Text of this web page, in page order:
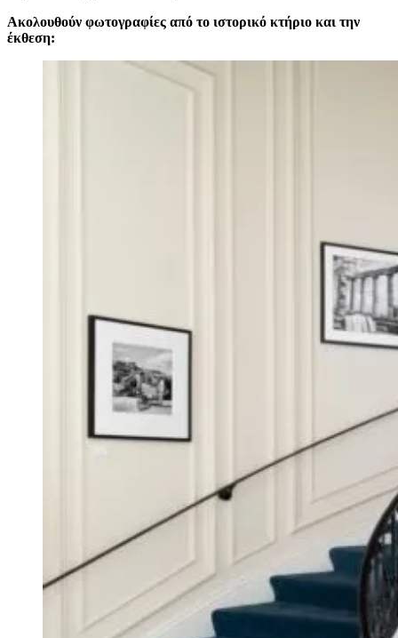
Ακολουθούν φωτογραφίες από το ιστορικό κτήριο και την
έκθεση: